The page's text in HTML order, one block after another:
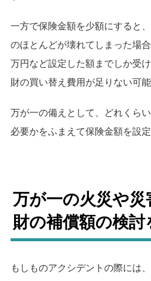
一方で保険金額を少額にすると
のほとんどが壊れてしまった場
万円など設定した額までしか受
財の買い替え費用が足りない可能
万が一の備えとして、どれくら
必要かをふまえて保険金額を設
万が一の火災や
財の補償額の検討
もしものアクシデントの際には